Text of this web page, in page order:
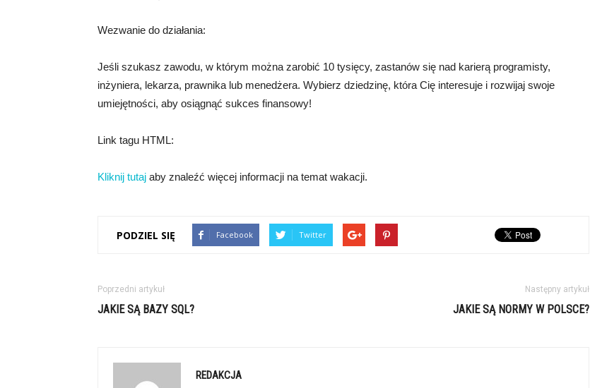
Wezwanie do działania:
Jeśli szukasz zawodu, w którym można zarobić 10 tysięcy, zastanów się nad karierą programisty,
inżyniera, lekarza, prawnika lub menedżera. Wybierz dziedzinę, która Cię interesuje i rozwijaj swoje
umiejętności, aby osiągnąć sukces finansowy!
Link tagu HTML:
Kliknij tutaj aby znaleźć więcej informacji na temat wakacji.
PODZIEL SIĘ Facebook Twitter
Poprzedni artykuł
JAKIE SĄ BAZY SQL?
Następny artykuł
JAKIE SĄ NORMY W POLSCE?
REDAKCJA